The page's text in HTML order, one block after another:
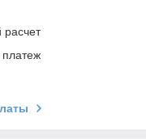
расчет